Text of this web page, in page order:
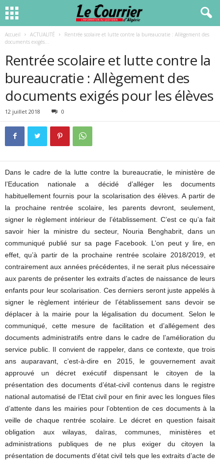
Accueil ACTUALITÉ
Rentrée scolaire et lutte contre la bureaucratie : Allègement des
documents exigés...
Rentrée scolaire et lutte contre la
bureaucratie : Allègement des
documents exigés pour les élèves
12 juillet 2018 0
Dans le cadre de la lutte contre la bureaucratie, le ministère de
l’Education nationale a décidé d’alléger les documents
habituellement fournis pour la scolarisation des élèves. A partir de
la prochaine rentrée scolaire, les parents devront, seulement,
signer le règlement intérieur de l’établissement. C’est ce qu’a fait
savoir hier la ministre du secteur, Nouria Benghabrit, dans un
communiqué publié sur sa page Facebook. L’on peut y lire, en
effet, qu’à partir de la prochaine rentrée scolaire 2018/2019, et
contrairement aux années précédentes, il ne serait plus nécessaire
aux parents de présenter les extraits d’actes de naissance de leurs
enfants pour leur scolarisation. Ces derniers seront juste appelés à
signer le règlement intérieur de l’établissement sans devoir se
déplacer à la mairie pour la légalisation du document. Selon le
communiqué, cette mesure de facilitation et d’allégement des
documents administratifs entre dans le cadre de l’amélioration du
service public. Il convient de rappeler, dans ce contexte, que trois
ans auparavant, c’est-à-dire en 2015, le gouvernement avait
approuvé un décret exécutif dispensant le citoyen de la
présentation des documents d’état-civil contenus dans le registre
national automatisé de l’Etat civil pour en finir avec les longues files
d’attente dans les mairies pour l’obtention de ces documents à la
veille de chaque rentrée scolaire. Le décret en question faisait
obligation aux wilayas, daïras, communes, ministères et
administrations publiques de ne plus exiger du citoyen la
présentation de documents d’état civil tels que les extraits d’acte de